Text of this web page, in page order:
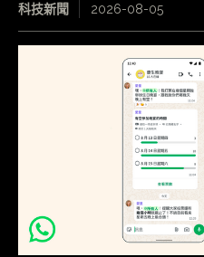
科技新聞 2026-08-05